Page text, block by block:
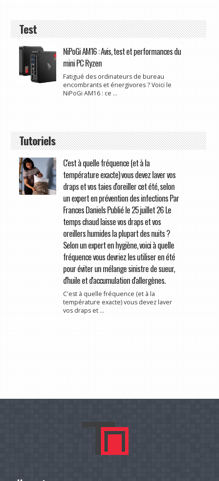
Test
NiPoGi AM16 : Avis, test et performances du
mini PC Ryzen
Fatigué des ordinateurs de bureau
encombrants et énergivores ? Voici le
NiPoGi AM16 : ce ...
Tutoriels
C'est à quelle fréquence (et à la
température exacte) vous devez laver vos
draps et vos taies d'oreiller cet été, selon
un expert en prévention des infections Par
Frances Daniels Publié le 25 juillet 26 Le
temps chaud laisse vos draps et vos
oreillers humides la plupart des nuits ?
Selon un expert en hygiène, voici à quelle
fréquence vous devriez les utiliser en été
pour éviter un mélange sinistre de sueur,
d'huile et d'accumulation d'allergènes.
C'est à quelle fréquence (et à la
température exacte) vous devez laver
vos draps et ...